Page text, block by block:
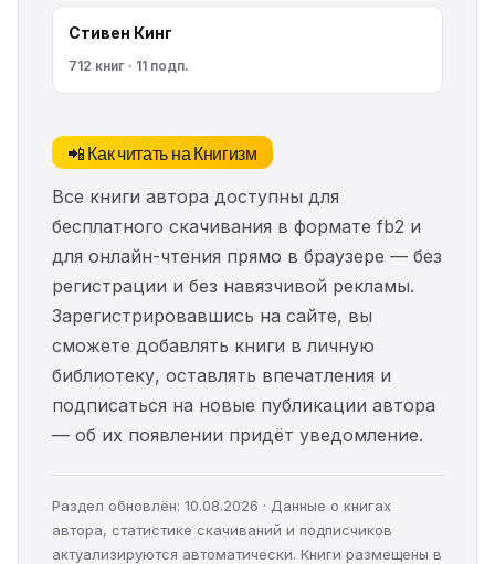
Стивен Кинг
712 книг · 11 подп.
📲 Как читать на Книгизм
Все книги автора доступны для
бесплатного скачивания в формате fb2 и
для онлайн-чтения прямо в браузере — без
регистрации и без навязчивой рекламы.
Зарегистрировавшись на сайте, вы
сможете добавлять книги в личную
библиотеку, оставлять впечатления и
подписаться на новые публикации автора
— об их появлении придёт уведомление.
Раздел обновлён: 10.08.2026 · Данные о книгах
автора, статистике скачиваний и подписчиков
актуализируются автоматически. Книги размещены в